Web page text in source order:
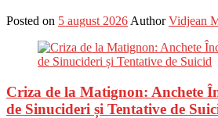
Posted on 5 august 2026 Author Vidjean
Criza de la Matignon: Anchete
de Sinucideri și Tentative de